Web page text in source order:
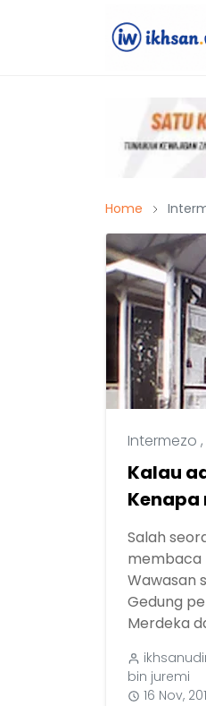
Home
Intermezo ,
Kalau
Salah
membaca
Wawasan
Gedung
Merdeka
bin juremi
16 Nov,